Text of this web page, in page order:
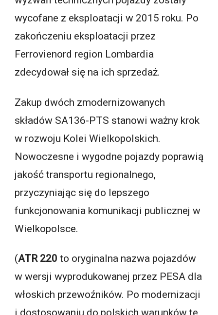
wycofane z eksploatacji w 2015 roku. Po
zakończeniu eksploatacji przez
Ferrovienord region Lombardia
zdecydował się na ich sprzedaż.
Zakup dwóch zmodernizowanych
składów SA136-PTS stanowi ważny krok
w rozwoju Kolei Wielkopolskich.
Nowoczesne i wygodne pojazdy poprawią
jakość transportu regionalnego,
przyczyniając się do lepszego
funkcjonowania komunikacji publicznej w
Wielkopolsce.
(ATR 220 to oryginalna nazwa pojazdów
w wersji wyprodukowanej przez PESA dla
włoskich przewoźników. Po modernizacji
i dostosowaniu do polskich warunków te